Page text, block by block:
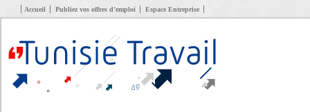
Accueil Publiez vos offres d’emploi Espace Entreprise